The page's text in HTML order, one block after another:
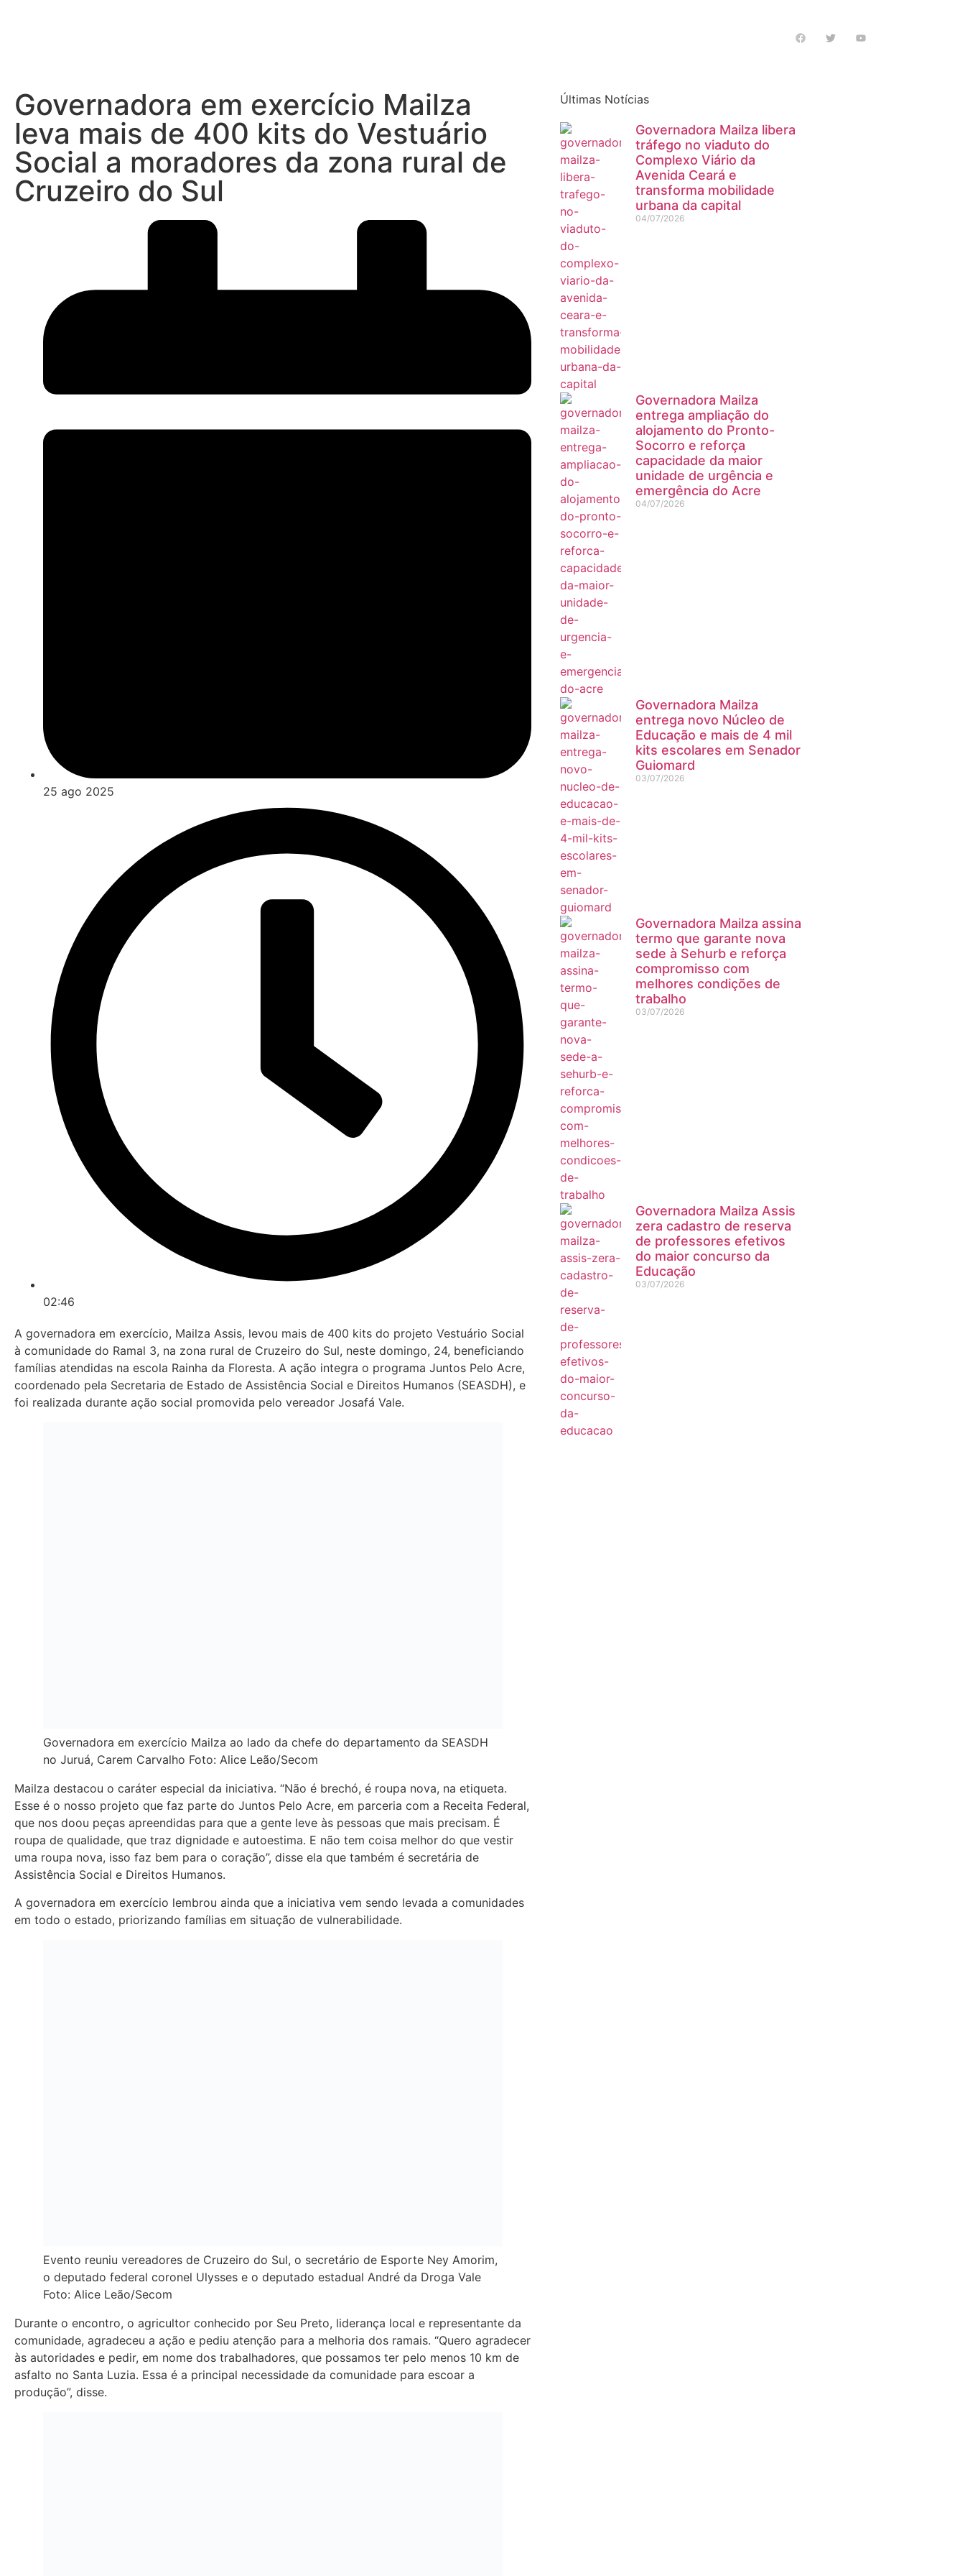
Governadora em exercício Mailza
leva mais de 400 kits do Vestuário
Social a moradores da zona rural de
Cruzeiro do Sul
25 ago 2025
02:46
A governadora em exercício, Mailza Assis, levou mais de 400 kits do projeto Vestuário Social
à comunidade do Ramal 3, na zona rural de Cruzeiro do Sul, neste domingo, 24, beneficiando
famílias atendidas na escola Rainha da Floresta. A ação integra o programa Juntos Pelo Acre,
coordenado pela Secretaria de Estado de Assistência Social e Direitos Humanos (SEASDH), e
foi realizada durante ação social promovida pelo vereador Josafá Vale.
Governadora em exercício Mailza ao lado da chefe do departamento da SEASDH
no Juruá, Carem Carvalho Foto: Alice Leão/Secom
Mailza destacou o caráter especial da iniciativa. “Não é brechó, é roupa nova, na etiqueta.
Esse é o nosso projeto que faz parte do Juntos Pelo Acre, em parceria com a Receita Federal,
que nos doou peças apreendidas para que a gente leve às pessoas que mais precisam. É
roupa de qualidade, que traz dignidade e autoestima. E não tem coisa melhor do que vestir
uma roupa nova, isso faz bem para o coração”, disse ela que também é secretária de
Assistência Social e Direitos Humanos.
A governadora em exercício lembrou ainda que a iniciativa vem sendo levada a comunidades
em todo o estado, priorizando famílias em situação de vulnerabilidade.
Evento reuniu vereadores de Cruzeiro do Sul, o secretário de Esporte Ney Amorim,
o deputado federal coronel Ulysses e o deputado estadual André da Droga Vale
Foto: Alice Leão/Secom
Durante o encontro, o agricultor conhecido por Seu Preto, liderança local e representante da
comunidade, agradeceu a ação e pediu atenção para a melhoria dos ramais. “Quero agradecer
às autoridades e pedir, em nome dos trabalhadores, que possamos ter pelo menos 10 km de
asfalto no Santa Luzia. Essa é a principal necessidade da comunidade para escoar a
produção”, disse.
Últimas Notícias
Governadora Mailza libera
tráfego no viaduto do
Complexo Viário da
Avenida Ceará e
transforma mobilidade
urbana da capital
04/07/2026
Governadora Mailza
entrega ampliação do
alojamento do Pronto-
Socorro e reforça
capacidade da maior
unidade de urgência e
emergência do Acre
04/07/2026
Governadora Mailza
entrega novo Núcleo de
Educação e mais de 4 mil
kits escolares em Senador
Guiomard
03/07/2026
Governadora Mailza assina
termo que garante nova
sede à Sehurb e reforça
compromisso com
melhores condições de
trabalho
03/07/2026
Governadora Mailza Assis
zera cadastro de reserva
de professores efetivos
do maior concurso da
Educação
03/07/2026